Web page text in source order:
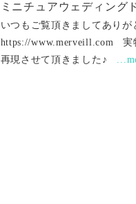
ミニチュアウェディング
いつもご覧頂きましてあり
https://www.merveill.com 実
再現させて頂きました♪